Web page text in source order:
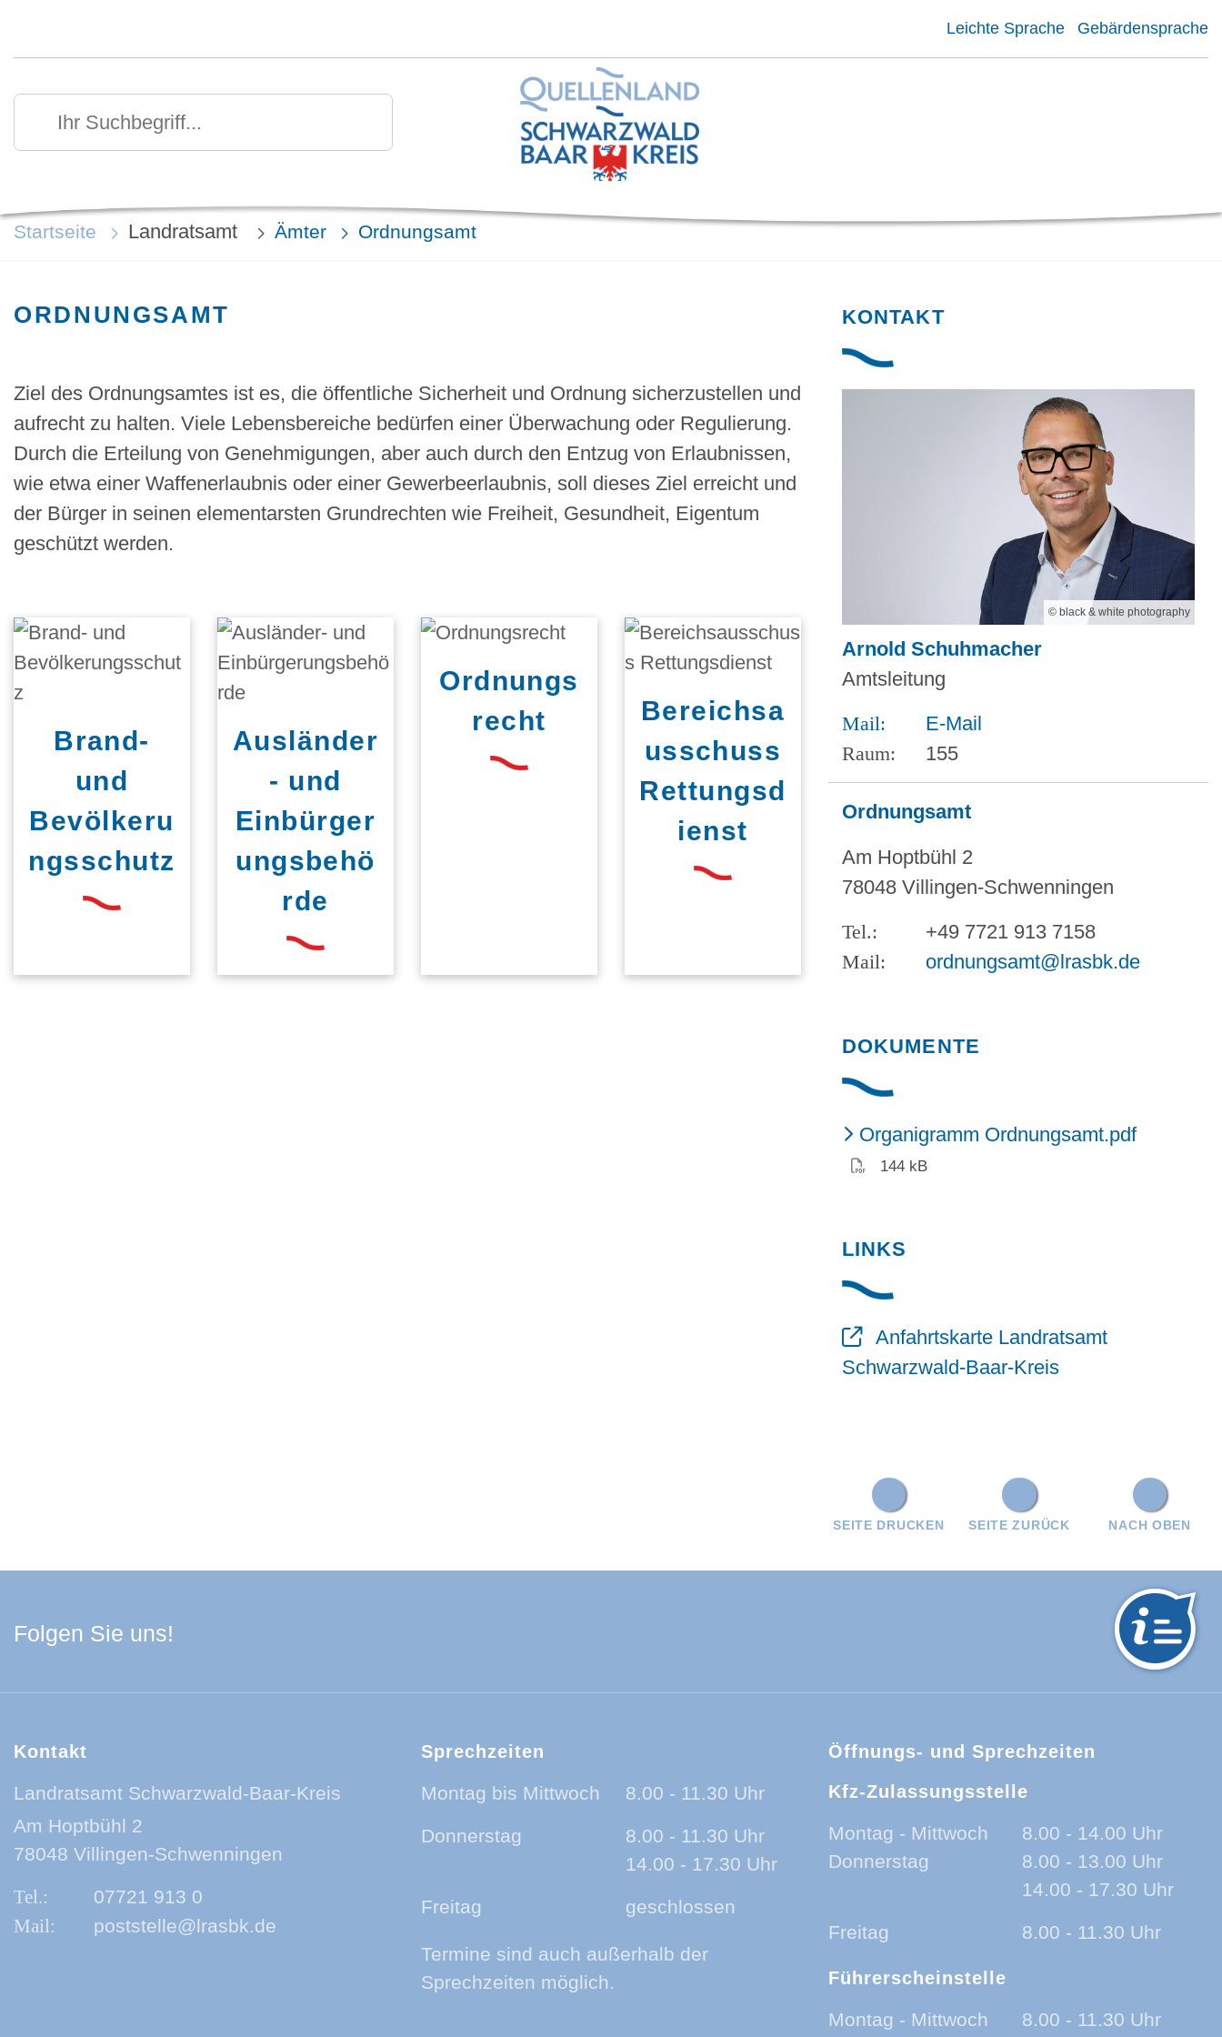
Leichte Sprache Gebärdensprache
Ihr Suchbegriff
Suchen
Startseite Landratsamt Ämter Ordnungsamt
ORDNUNGSAMT
Ziel des Ordnungsamtes ist es, die öffentliche Sicherheit und Ordnung sicherzustellen und
aufrecht zu halten. Viele Lebensbereiche bedürfen einer Überwachung oder Regulierung.
Durch die Erteilung von Genehmigungen, aber auch durch den Entzug von Erlaubnissen,
wie etwa einer Waffenerlaubnis oder einer Gewerbeerlaubnis, soll dieses Ziel erreicht und
der Bürger in seinen elementarsten Grundrechten wie Freiheit, Gesundheit, Eigentum
geschützt werden.
Brand-
und
Bevölkeru
ngsschutz
Ausländer
- und
Einbürger
ungsbehö
rde
Ordnungs
recht
Bereichsa
usschuss
Rettungsd
ienst
KONTAKT
© black & white photography
Arnold Schuhmacher
Amtsleitung
E-Mail
155
Ordnungsamt
Am Hoptbühl 2
78048 Villingen-Schwenningen
+49 7721 913 7158
ordnungsamt@lrasbk.de
DOKUMENTE
Organigramm Ordnungsamt.pdf(PDF)
144 kB
LINKS
Anfahrtskarte Landratsamt
Schwarzwald-Baar-Kreis
NACH OBEN
SEITE ZURÜCK
SEITE DRUCKEN
Folgen Sie uns!
Kontakt
Landratsamt Schwarzwald-Baar-Kreis
Am Hoptbühl 2
78048 Villingen-Schwenningen
07721 913 0
poststelle@lrasbk.de
Sprechzeiten
Montag bis Mittwoch 8.00 - 11.30 Uhr
Donnerstag
8.00 - 11.30 Uhr
14.00 - 17.30 Uhr
Freitag geschlossen
Termine sind auch außerhalb der
Sprechzeiten möglich.
Öffnungs- und Sprechzeiten
Kfz-Zulassungsstelle
Montag - Mittwoch
8.00 - 14.00 Uhr
Donnerstag
8.00 - 13.00 Uhr
14.00 - 17.30 Uhr
Freitag 8.00 - 11.30 Uhr
Führerscheinstelle
Montag - Mittwoch
8.00 - 11.30 Uhr